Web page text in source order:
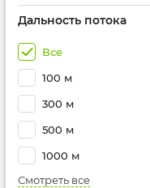
Дальность потока
Все
100 м
300 м
500 м
1000 м
Смотреть все